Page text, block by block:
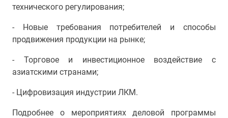
технического регулирования;
- Новые требования потребителей и способы
продвижения продукции на рынке;
- Торговое и инвестиционное воздействие с
азиатскими странами;
- Цифровизация индустрии ЛКМ.
Подробнее о мероприятиях деловой программы